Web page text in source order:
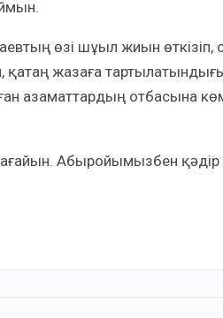
өзі шұыл жиын өткізіп,
қатаң жазаға
азаматтардың отбасына
Абыройымызбен қәдір